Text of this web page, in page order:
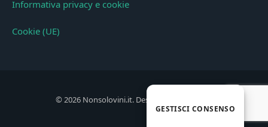
Informativa privacy e cookie
Cookie (UE)
© 2026 Nonsolovini.it. Designed by
GESTISCI CONSENSO